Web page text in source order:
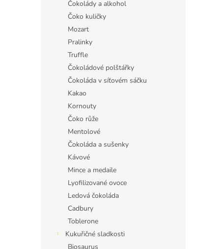
Čokolády a alkohol
Čoko kuličky
Mozart
Pralinky
Truffle
Čokoládové polštářky
Čokoláda v síťovém sáčku
Kakao
Kornouty
Čoko růže
Mentolové
Čokoláda a sušenky
Kávové
Mince a medaile
Lyofilizované ovoce
Ledová čokoláda
Cadbury
Toblerone
Kukuřičné sladkosti
Biosaurus